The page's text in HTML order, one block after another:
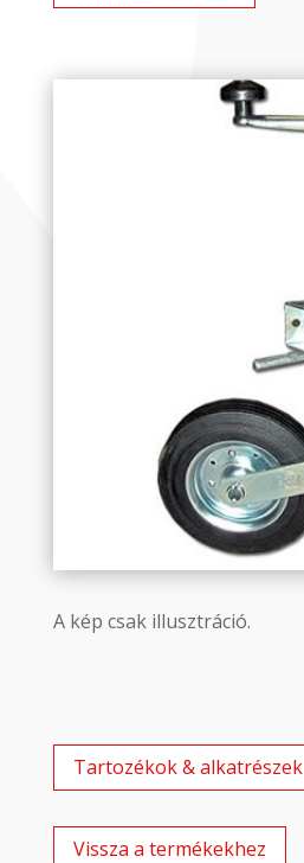
A kép csak illusztráció.
Tartozékok & alkatrészek
Vissza a termékekhez